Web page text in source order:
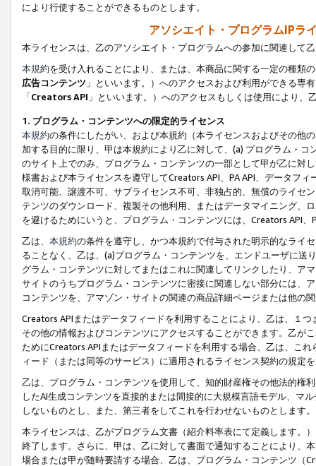
により行使することができるものとします。
アソシエイト・プログラムIPラ
本ライセンスは、乙のアソシエイト・プログラムへの参加に関連して
本規約を受け入れることにより、または、本商品に関する一定の種類
広告コンテンツ 」といいます。）へのアクセスおよび利用ができる専
「Creators API 」といいます。）へのアクセスもしくは使用により
1. プログラム・コンテンツへの限定的ライセンス
本規約の条件にしたがい、および本規約（本ライセンスおよびその他
加する目的に限り、甲は本規約により乙に対して、(a) プログラム・
のサイト上でのみ、プログラム・コンテンツの一部として甲が乙に対
様書および本ライセンスを遵守してCreators API、PA API、データフ
取消可能、譲渡不可、サブライセンス不可、非独占的、無償のライセ
テンツのダウンロード、複製その他利用、またはデータマイニング、
を避けるためにいうと、プログラム・コンテンツには、Creators API
乙は、 本規約の条件を遵守し、かつ本規約で付与された明示的なライ
ることなく、乙は、(a)プログラム・コンテンツを、エンドユーザに
グラム・コンテンツに対してまたはこれに関連してリンクしたり、ア
サイトのうちプログラム・コンテンツに密接に関連しない部分には、
コンテンツを、アマゾン・サイトの関連の商品詳細ページまたは他の
Creators APIまたはデータフィードを利用することにより、乙は、１
その他の情報およびコンテンツにアクセスすることができます。乙が
ためにCreators APIまたはデータフィードを利用する場合、乙は、こ
ィード（または同等のサービス）に適用されるライセンス契約の規定
乙は、プログラム・コンテンツを使用して、知的財産権その他法的権
したAI生成コンテンツを直接的または間接的に大規模言語モデル、マ
しないものとし、また、第三者をしてこれを行わせないものとします。
本ライセンスは、乙がプログラム文書（紹介料率表にて定義します。
終了します。さらに、甲は、乙に対して書面で通知することにより、
場合または甲が随時要請する場合、乙は、プログラム・コンテンツ（